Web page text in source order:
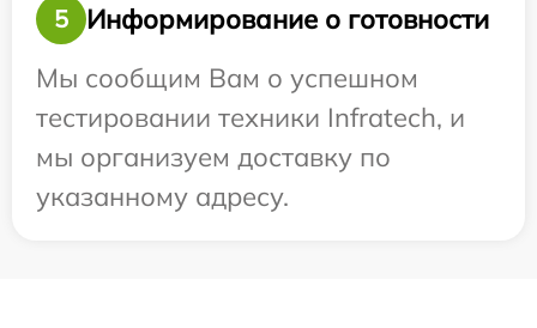
5
Информирование о готовности
Мы сообщим Вам о успешном
тестировании техники Infratech, и
мы организуем доставку по
указанному адресу.